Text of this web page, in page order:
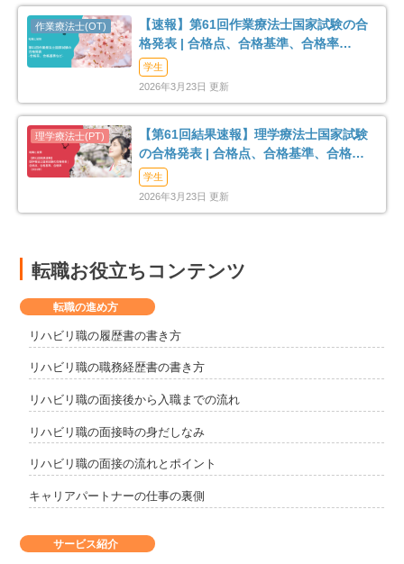
【速報】第61回作業療法士国家試験の合
格発表 | 合格点、合格基準、合格率
（2026年）
学生
2026年3月23日 更新
【第61回結果速報】理学療法士国家試験
の合格発表 | 合格点、合格基準、合格率
（2026年）
学生
2026年3月23日 更新
転職お役立ちコンテンツ
サービス紹介
転職の進め方
リハビリ職の履歴書の書き方
リハビリ職の職務経歴書の書き方
リハビリ職の面接後から入職までの流れ
リハビリ職の面接時の身だしなみ
リハビリ職の面接の流れとポイント
キャリアパートナーの仕事の裏側